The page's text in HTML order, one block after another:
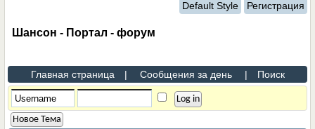
Default Style Регистрация
Шансон - Портал - форум
Главная страница | Сообщения за день | Поиск
Новое Тема